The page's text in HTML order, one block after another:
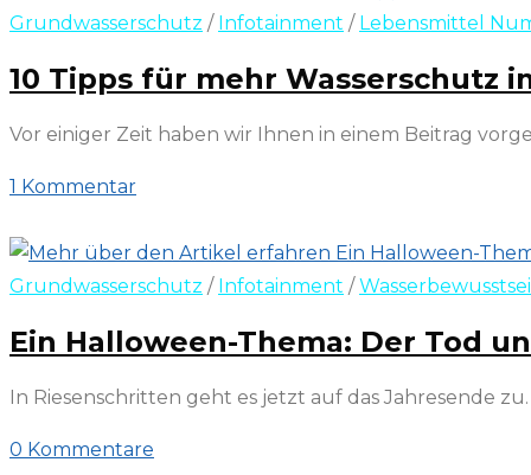
Grundwasserschutz / Infotainment / Lebensmittel
10 Tipps für mehr Wasserschutz
Vor einiger Zeit haben wir Ihnen in einem Beitrag
1 Kommentar
Grundwasserschutz / Infotainment /
Ein Halloween-Thema: Der Tod
In Riesenschritten geht es jetzt auf das Jahresende
0 Kommentare